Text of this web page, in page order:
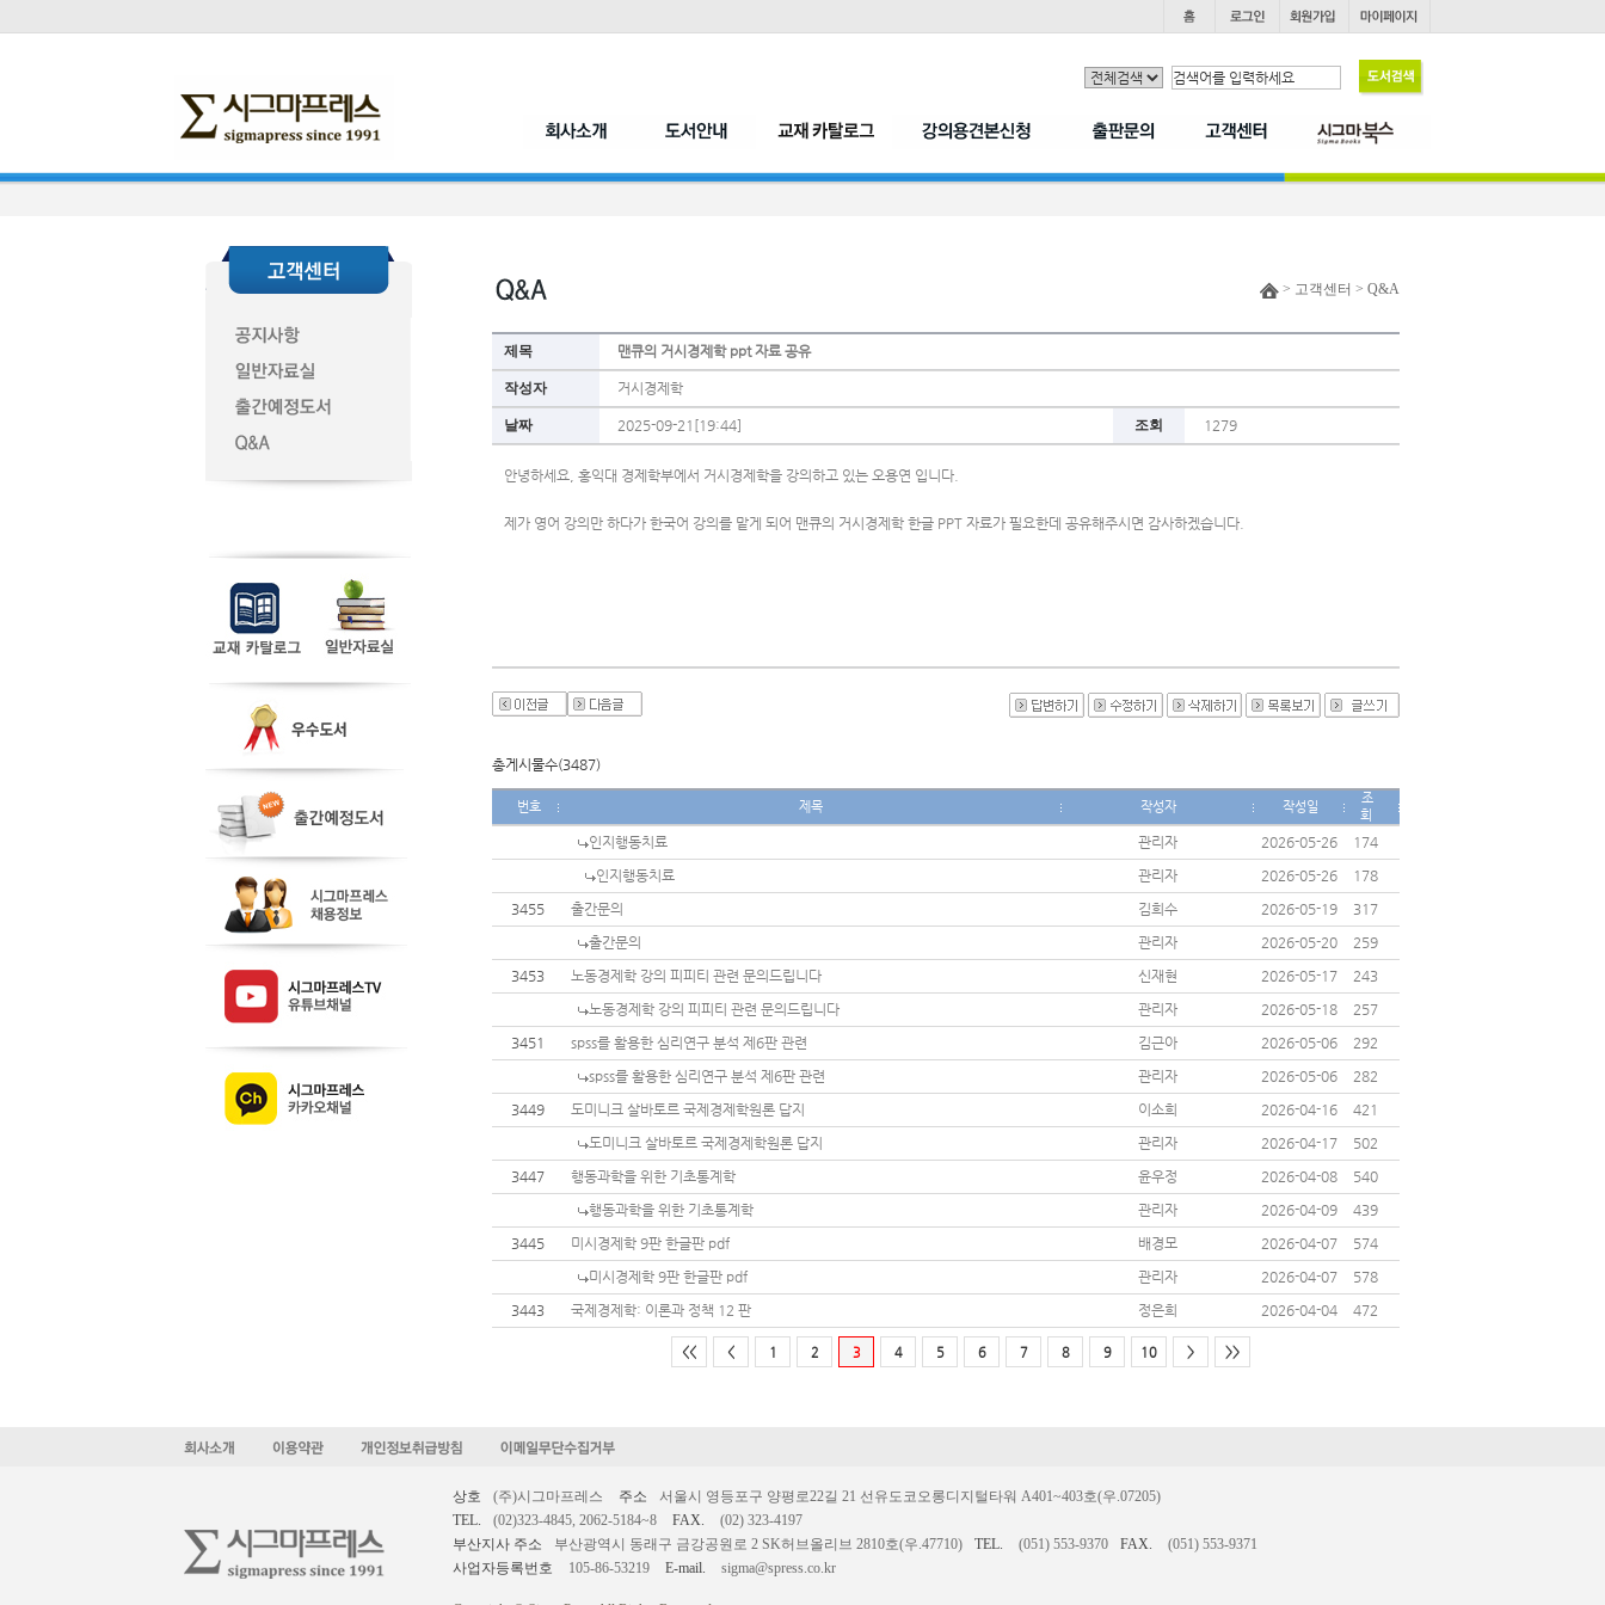
> 고객센터 > Q&A
제목 맨큐의 거시경제학 ppt 자료 공유
작성자 거시경제학
날짜 2025-09-21[19:44] 조회 1279
안녕하세요, 홍익대 경제학부에서 거시경제학을 강의하고 있는 오용연 입니다.
제가 영어 강의만 하다가 한국어 강의를 맡게 되어 맨큐의 거시경제학 한글 PPT 자료가 필요한데 공유해주시면 감사하겠습니다.
총게시물수(3487)
번호 제목 작성자 작성일
조
회
인지행동치료 관리자 2026-05-26
174
인지행동치료
관리자 2026-05-26
178
3455
출간문의 김희수 2026-05-19
317
출간문의
관리자 2026-05-20
259
3453
노동경제학 강의 피피티 관련 문의드립니다 신재현 2026-05-17
243
노동경제학 강의 피피티 관련 문의드립니다
관리자 2026-05-18
257
3451
spss를 활용한 심리연구 분석 제6판 관련 김근아 2026-05-06
292
spss를 활용한 심리연구 분석 제6판 관련
관리자 2026-05-06
282
3449
도미니크 살바토르 국제경제학원론 답지 이소희 2026-04-16
421
도미니크 살바토르 국제경제학원론 답지
관리자 2026-04-17
502
3447
행동과학을 위한 기초통계학 윤우정 2026-04-08
540
행동과학을 위한 기초통계학
관리자 2026-04-09
439
3445
미시경제학 9판 한글판 pdf 배경모 2026-04-07
574
미시경제학 9판 한글판 pdf
관리자 2026-04-07
578
3443
국제경제학: 이론과 정책 12 판 정은희 2026-04-04 472
<< < 1 2 3 4 5 6 7 8 9 10 > >>
상호 (주)시그마프레스 주소
서울시 영등포구 양평로22길 21 선유도코오롱디지털타워 A401~403호(우.07205)
TEL.
(02)323-4845, 2062-5184~8 FAX.
(02) 323-4197
부산지사 주소
부산광역시 동래구 금강공원로 2 SK허브올리브 2810호(우.47710) TEL. (051) 553-9370 FAX.
(051) 553-9371
사업자등록번호
105-86-53219 E-mail. sigma@spress.co.kr